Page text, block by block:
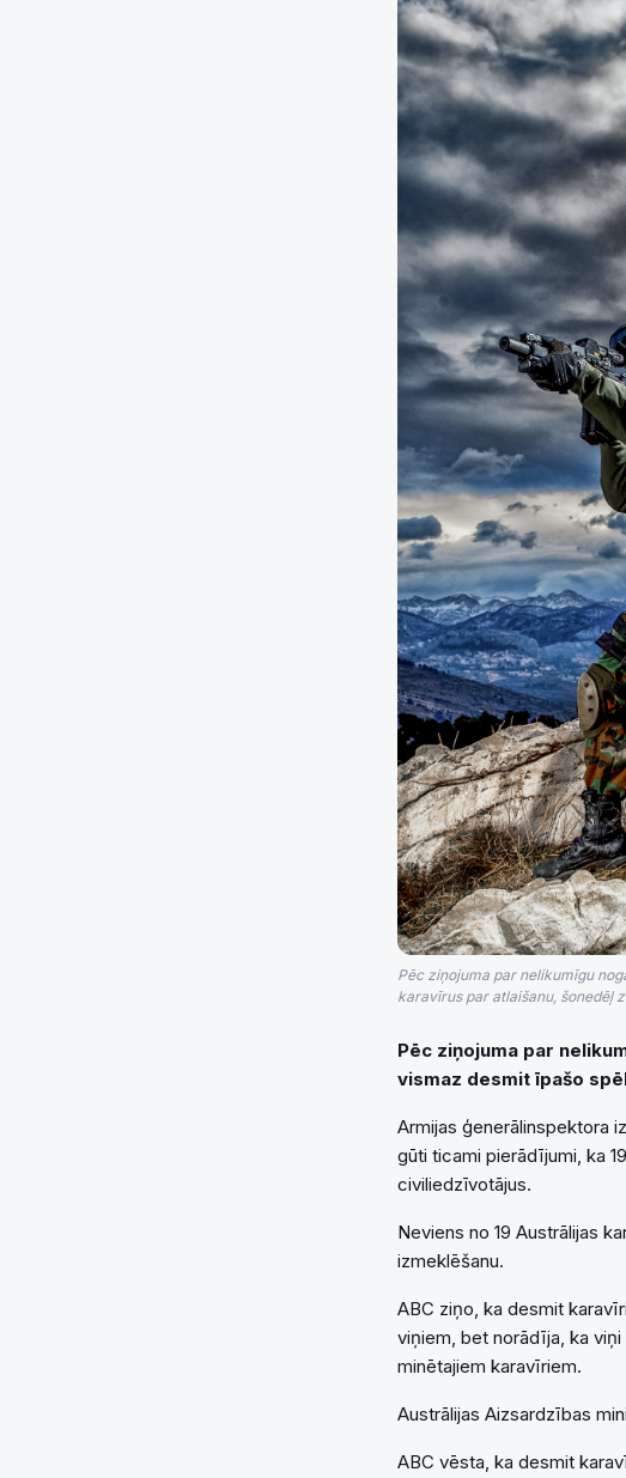
Pēc ziņojuma par nelikumīgu
karavīrus par atlaišanu, šonedēļ
Pēc ziņojuma par
vismaz desmit īpašo
Armijas ģenerālinspektora
gūti ticami pierādījumi, ka
civiliedzīvotājus.
Neviens no 19 Austrālijas
izmeklēšanu.
ABC ziņo, ka desmit
viņiem, bet norādīja, ka
minētajiem karavīriem.
Austrālijas Aizsardzības
ABC vēsta, ka desmit